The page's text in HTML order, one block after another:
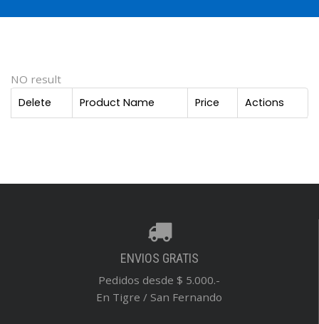
NO result
Delete
Product Name Price Actions
ENVIOS GRATIS
Pedidos desde $ 5.000.-
En Tigre / San Fernando